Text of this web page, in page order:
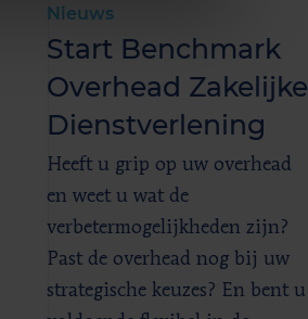
Nieuws
Start Benchmark
Overhead Zakelijke
Dienstverlening
Heeft u grip op uw overhead
en weet u wat de
verbetermogelijkheden zijn?
Past de overhead nog bij uw
strategische keuzes? En bent u